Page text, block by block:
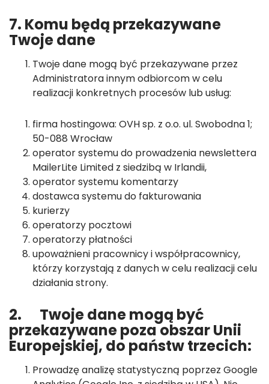
7. Komu będą przekazywane
Twoje dane
Twoje dane mogą być przekazywane przez
Administratora innym odbiorcom w celu
realizacji konkretnych procesów lub usług:
firma hostingowa: OVH sp. z o.o. ul. Swobodna 1;
50-088 Wrocław
operator systemu do prowadzenia newslettera
MailerLite Limited z siedzibą w Irlandii,
operator systemu komentarzy
dostawca systemu do fakturowania
kurierzy
operatorzy pocztowi
operatorzy płatności
upoważnieni pracownicy i współpracownicy,
którzy korzystają z danych w celu realizacji celu
działania strony.
2. Twoje dane mogą być
przekazywane poza obszar Unii
Europejskiej, do państw trzecich:
Prowadzę analizę statystyczną poprzez Google